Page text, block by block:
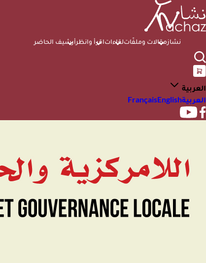
نشازمقالات وملفّاتلقاءاتاقرأ وانظرأرشيف الحاضر
العربية
العربية
FrançaisEnglish